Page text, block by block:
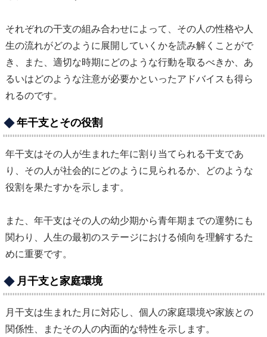
それぞれの干支の組み合わせによって、その人の性格や人
生の流れがどのように展開していくかを読み解くことがで
き、また、適切な時期にどのような行動を取るべきか、あ
るいはどのような注意が必要かといったアドバイスも得ら
れるのです。
年干支とその役割
年干支はその人が生まれた年に割り当てられる干支であ
り、その人が社会的にどのように見られるか、どのような
役割を果たすかを示します。
また、年干支はその人の幼少期から青年期までの運勢にも
関わり、人生の最初のステージにおける傾向を理解するた
めに重要です。
月干支と家庭環境
月干支は生まれた月に対応し、個人の家庭環境や家族との
関係性、またその人の内面的な特性を示します。